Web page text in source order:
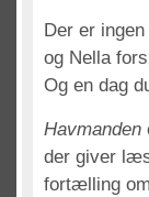
Der er
og Nella
Og en dag
Havmanden
der giver
fortælling